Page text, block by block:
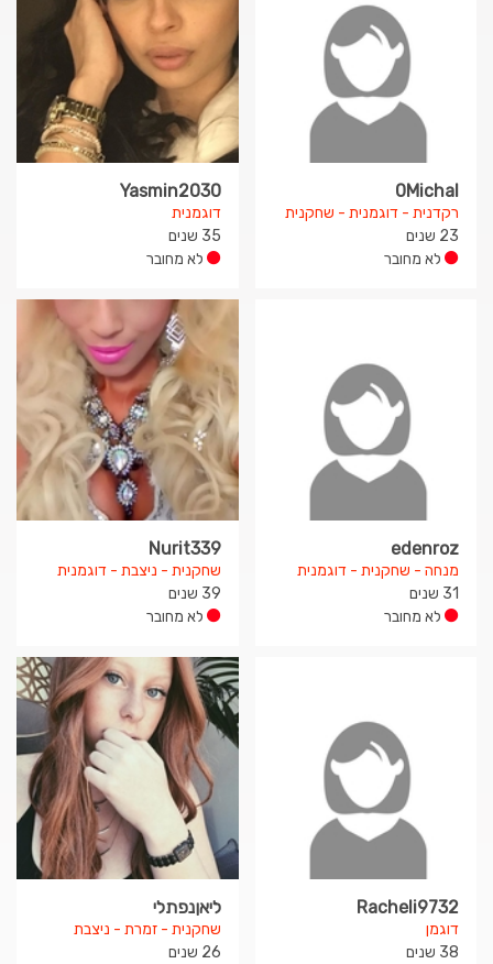
0Michal
רקדנית - דוגמנית - שחקנית
23 שנים
לא מחובר
Yasmin2030
דוגמנית
35 שנים
לא מחובר
edenroz
מנחה - שחקנית - דוגמנית
31 שנים
לא מחובר
Nurit339
שחקנית - ניצבת - דוגמנית
39 שנים
לא מחובר
Racheli9732
דוגמן
38 שנים
ליאןנפתלי
שחקנית - זמרת - ניצבת
26 שנים